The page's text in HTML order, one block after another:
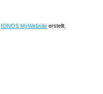
IONOS MyWebsite erstellt.